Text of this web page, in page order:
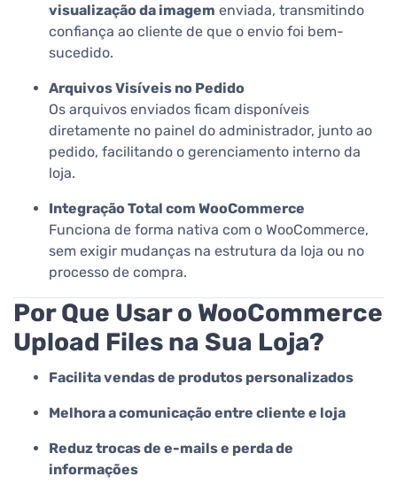
visualização da imagem enviada, transmitindo
confiança ao cliente de que o envio foi bem-
sucedido.
Arquivos Visíveis no Pedido
Os arquivos enviados ficam disponíveis
diretamente no painel do administrador, junto ao
pedido, facilitando o gerenciamento interno da
loja.
Integração Total com WooCommerce
Funciona de forma nativa com o WooCommerce,
sem exigir mudanças na estrutura da loja ou no
processo de compra.
Por Que Usar o WooCommerce
Upload Files na Sua Loja?
Facilita vendas de produtos personalizados
Melhora a comunicação entre cliente e loja
Reduz trocas de e-mails e perda de
informações